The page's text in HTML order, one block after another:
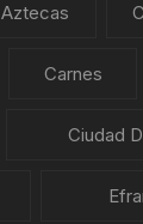
Aztecas
Carnes
Ciudad